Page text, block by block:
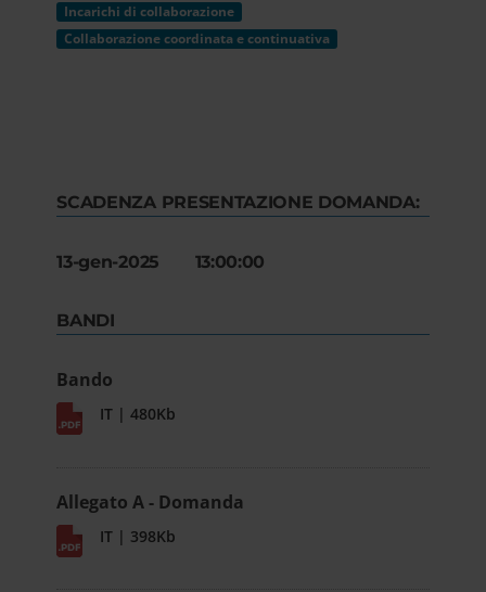
Incarichi di collaborazione
Collaborazione coordinata e continuativa
SCADENZA PRESENTAZIONE DOMANDA:
13-gen-2025 13:00:00
BANDI
Bando
IT | 480Kb
Allegato A - Domanda
IT | 398Kb